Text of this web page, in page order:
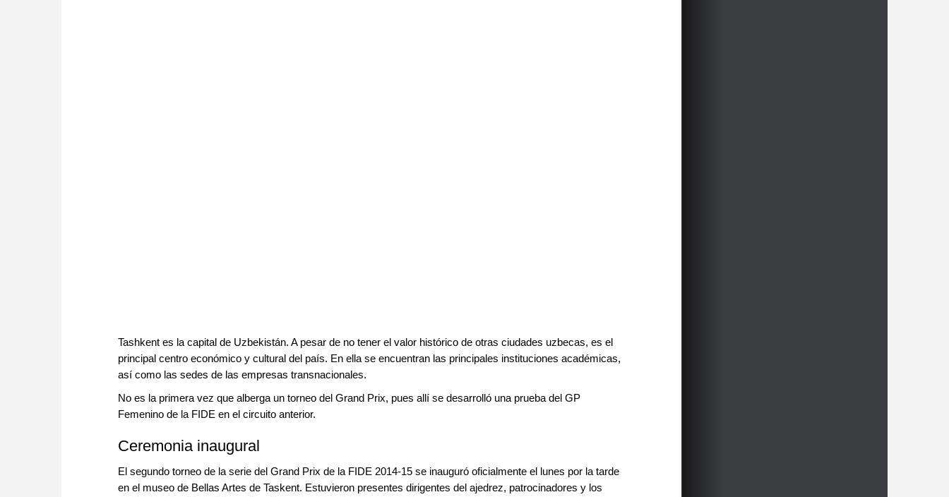
Tashkent es la capital de Uzbekistán. A pesar de no tener el valor histórico de otras ciudades uzbecas, es el
principal centro económico y cultural del país. En ella se encuentran las principales instituciones académicas,
así como las sedes de las empresas transnacionales.
No es la primera vez que alberga un torneo del Grand Prix, pues allí se desarrolló una prueba del GP
Femenino de la FIDE en el circuito anterior.
Ceremonia inaugural
El segundo torneo de la serie del Grand Prix de la FIDE 2014-15 se inauguró oficialmente el lunes por la tarde
en el museo de Bellas Artes de Taskent. Estuvieron presentes dirigentes del ajedrez, patrocinadores y los